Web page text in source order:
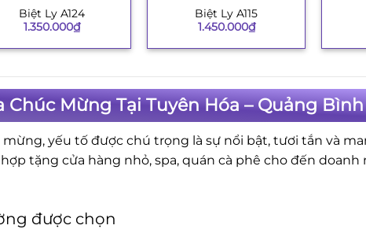
Biệt Ly A124
1.350.000₫
Biệt Ly A115
1.450.000₫
Chúc Mừng Tại Tuyên Hóa – Quảng Bình
yếu tố được chú trọng là sự nổi bật, tươi tắn và
tặng cửa hàng nhỏ, spa, quán cà phê cho đến doanh
được chọn